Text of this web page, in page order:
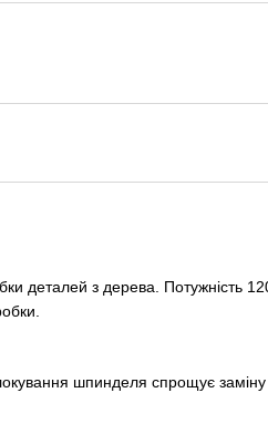
деталей з дерева. Потужність
шпинделя спрощує